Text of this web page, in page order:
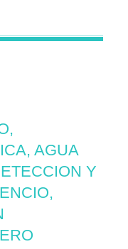
AGUA
Y